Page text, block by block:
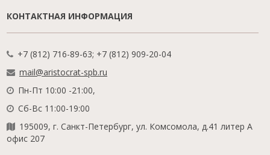
КОНТАКТНАЯ ИНФОРМАЦИЯ
+7 (812) 716-89-63; +7 (812) 909-20-04
mail@aristocrat-spb.ru
Пн-Пт 10:00 -21:00,
Сб-Вс 11:00-19:00
195009, г. Санкт-Петербург, ул. Комсомола, д.41 литер А
офис 207